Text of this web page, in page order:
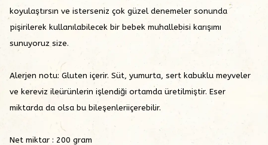
koyulaştırsın ve isterseniz çok güzel denemeler sonunda
pişirilerek kullanılabilecek bir bebek muhallebisi karışımı
sunuyoruz size.
Alerjen notu: Gluten içerir. Süt, yumurta, sert kabuklu meyveler
ve kereviz ileürünlerin işlendiği ortamda üretilmiştir. Eser
miktarda da olsa bu bileşenleriiçerebilir.
Net miktar : 200 gram